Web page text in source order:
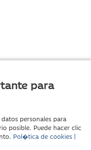
para
personales para
posible. Puede hacer clic
Pol�tica de cookies |